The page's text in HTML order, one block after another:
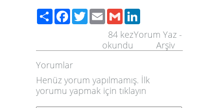
ShareFacebook
TwitterEmailGmail
Yorum Yaz -
Arşiv
84 kez
okundu
Yorumlar
Henüz yorum yapılmamış. İlk
yorumu yapmak için tıklayın